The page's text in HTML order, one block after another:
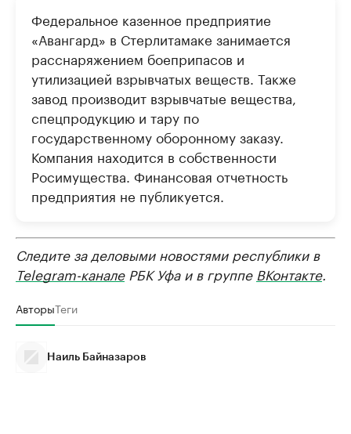
Федеральное казенное предприятие
«Авангард» в Стерлитамаке занимается
расснаряжением боеприпасов и
утилизацией взрывчатых веществ. Также
завод производит взрывчатые вещества,
спецпродукцию и тару по
государственному оборонному заказу.
Компания находится в собственности
Росимущества. Финансовая отчетность
предприятия не публикуется.
Следите за деловыми новостями республики в
Telegram-каналеРБК Уфа и в группе ВКонтакте.
АвторыТеги
Наиль Байназаров